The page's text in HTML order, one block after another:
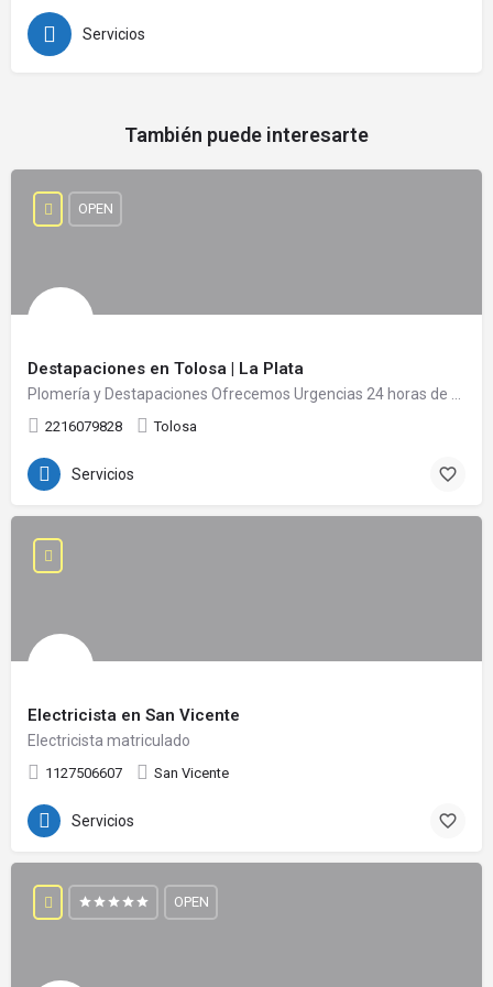
Servicios
También puede interesarte
Destapaciones en Tolosa | La Plata
2216079828 Tolosa
OPEN
Servicios
Electricista en San Vicente
Electricista matriculado
1127506607 San Vicente
Servicios
OPEN